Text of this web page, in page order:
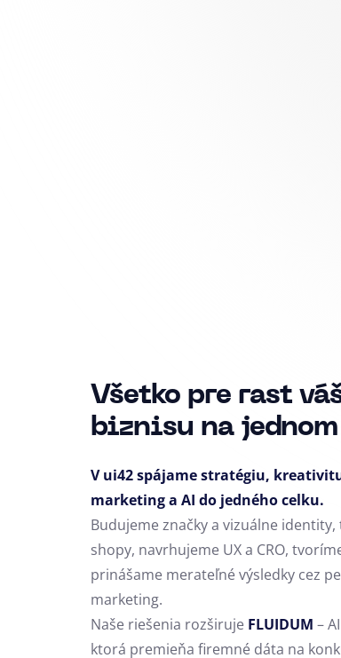
Všetko pre rast
biznisu na
V ui42 spájame stratégiu,
marketing a AI do jedného celku.
Budujeme značky a vizuálne
shopy, navrhujeme UX a CRO,
prinášame merateľné výsledky cez
marketing.
Naše riešenia rozširuje FLUIDUM –
ktorá premieňa firemné dáta na